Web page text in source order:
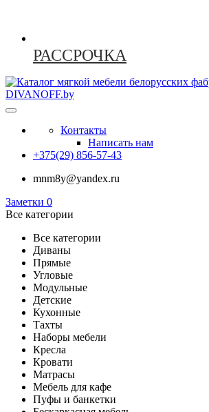
РАССРОЧКА
Контакты
Написать нам
+375(29) 856-57-43
mnm8y@yandex.ru
Заметки 0
Все категории
Все категории
Диваны
Прямые
Угловые
Модульные
Детские
Кухонные
Тахты
Наборы мебели
Кресла
Кровати
Матрасы
Мебель для кафе
Пуфы и банкетки